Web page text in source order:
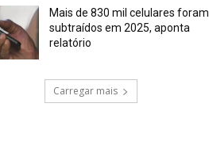
Mais de 830 mil celulares foram
subtraídos em 2025, aponta
relatório
Carregar mais